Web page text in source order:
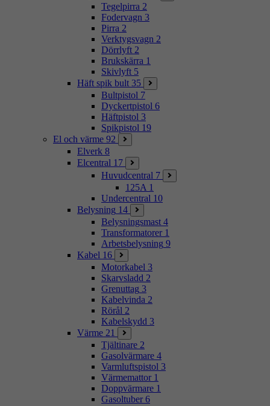
Tegelpirra 2
Fodervagn 3
Pirra 2
Verktygsvagn 2
Dörrlyft 2
Brukskärra 1
Skivlyft 5
Häft spik bult 35
Bultpistol 7
Dyckertpistol 6
Häftpistol 3
Spikpistol 19
El och värme 92
Elverk 8
Elcentral 17
Huvudcentral 7
125A 1
Undercentral 10
Belysning 14
Belysningsmast 4
Transformatorer 1
Arbetsbelysning 9
Kabel 16
Motorkabel 3
Skarvsladd 2
Grenuttag 3
Kabelvinda 2
Rörål 2
Kabelskydd 3
Värme 21
Tjältinare 2
Gasolvärmare 4
Varmluftspistol 3
Värmemattor 1
Doppvärmare 1
Gasoltuber 6